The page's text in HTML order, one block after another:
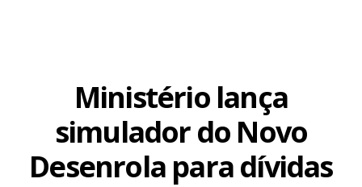
Ministério lança
simulador do Novo
Desenrola para dívidas